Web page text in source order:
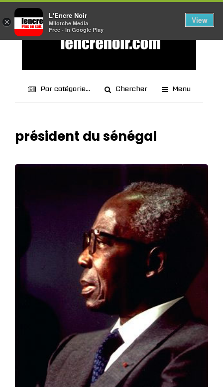
Par catégorie... Chercher Menu
président du sénégal
×
L'Encre Noir
Milotche Media
Free - In Google Play
View